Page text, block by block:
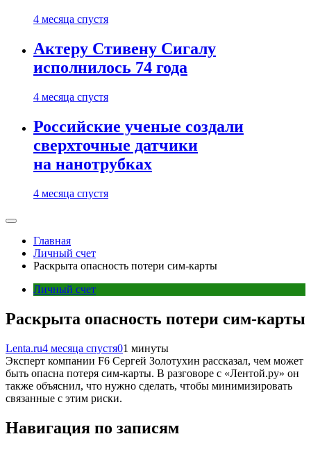
4 месяца спустя
Актеру Стивену Сигалу
исполнилось 74 года
4 месяца спустя
Российские ученые создали
сверхточные датчики
на нанотрубках
4 месяца спустя
Главная
Личный счет
Раскрыта опасность потери сим-карты
Личный счет
Раскрыта опасность потери сим-карты
Lenta.ru4 месяца спустя01 минуты
Эксперт компании F6 Сергей Золотухин рассказал, чем может
быть опасна потеря сим-карты. В разговоре с «Лентой.ру» он
также объяснил, что нужно сделать, чтобы минимизировать
связанные с этим риски.
Навигация по записям